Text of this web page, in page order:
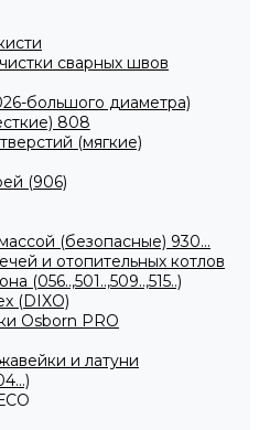
сварных швов
большого диаметра)
808
(мягкие)
(906)
(безопасные) 930...
и отопительных котлов
(056..,501..,509..,515..)
(DIXO)
Osborn PRO
и латуни